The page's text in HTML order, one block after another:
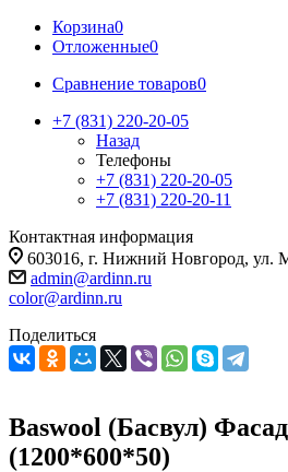
Корзина0
Отложенные0
Сравнение товаров0
+7 (831) 220-20-05
Назад
Телефоны
+7 (831) 220-20-05
+7 (831) 220-20-11
Контактная информация
603016, г. Нижний Новгород, ул.
admin@ardinn.ru
color@ardinn.ru
Поделиться
Baswool (Басвул)
(1200*600*50)